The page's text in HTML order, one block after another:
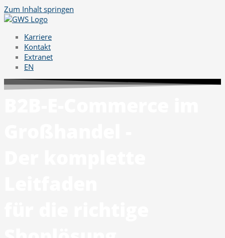
Zum Inhalt springen
Karriere
Kontakt
Extranet
EN